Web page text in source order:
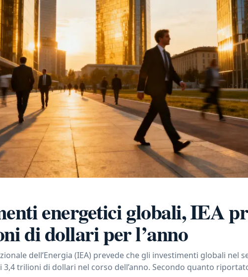
energetici globali, IEA
di dollari per l’anno
dell’Energia (IEA) prevede che gli investimenti globali nel
trilioni di dollari nel corso dell’anno. Secondo quanto